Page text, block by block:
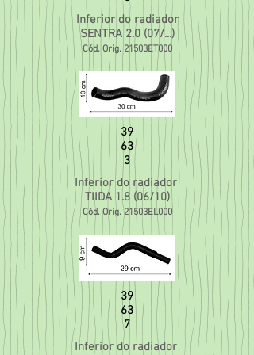
Inferior do radiador
SENTRA 2.0 (07/...)
Cód. Orig. 21503ET000
39
63
3
Inferior do radiador
TIIDA 1.8 (06/10)
Cód. Orig. 21503EL000
39
63
7
Inferior do radiador